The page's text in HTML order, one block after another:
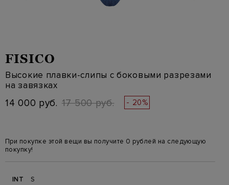
FISICO
Высокие плавки-слипы с боковыми разрезами
на завязках
14 000 руб. 17 500 руб. - 20%
При покупке этой вещи вы получите 0 рублей на следующую
покупку!
INT S